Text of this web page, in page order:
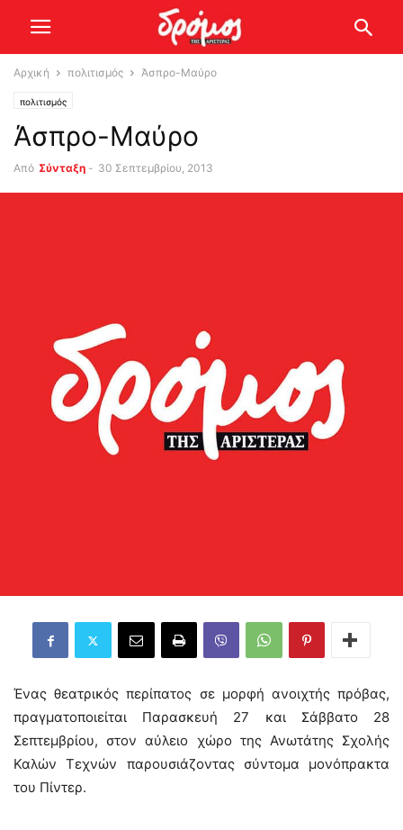
Αρχική πολιτισμός Άσπρο-Μαύρο
πολιτισμός
Άσπρο-Μαύρο
Από Σύνταξη - 30 Σεπτεμβρίου, 2013
Ένας θεατρικός περίπατος σε μορφή ανοιχτής πρόβας,
πραγματοποιείται Παρασκευή 27 και Σάββατο 28
Σεπτεμβρίου, στον αύλειο χώρο της Ανωτάτης Σχολής
Καλών Τεχνών παρουσιάζοντας σύντομα μονόπρακτα
του Πίντερ.